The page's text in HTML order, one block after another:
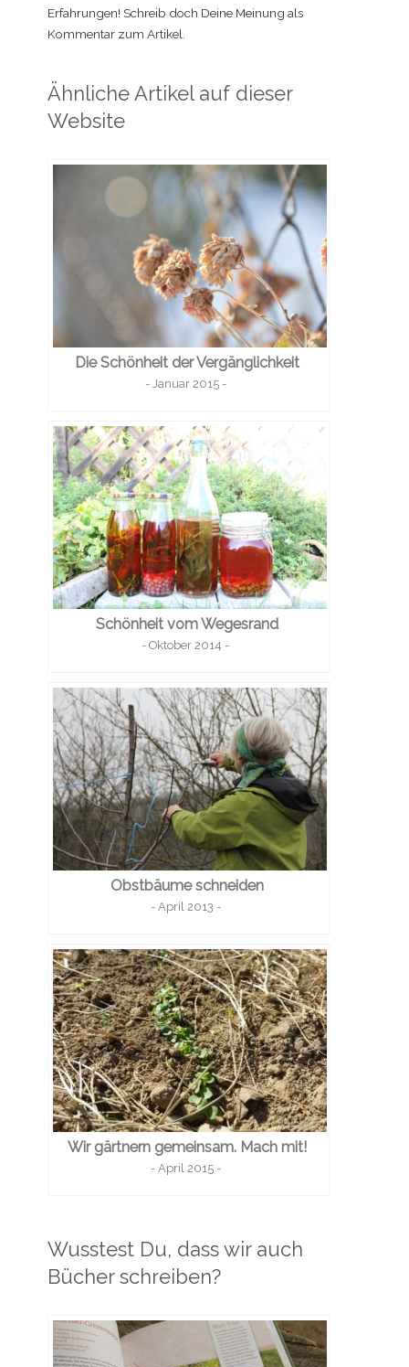
Erfahrungen! Schreib doch Deine Meinung als
Kommentar zum Artikel.
Ähnliche Artikel auf dieser
Website
Die Schönheit der Vergänglichkeit
- Januar 2015 -
Schönheit vom Wegesrand
- Oktober 2014 -
Obstbäume schneiden
- April 2013 -
Wir gärtnern gemeinsam. Mach mit!
- April 2015 -
Wusstest Du, dass wir auch
Bücher schreiben?